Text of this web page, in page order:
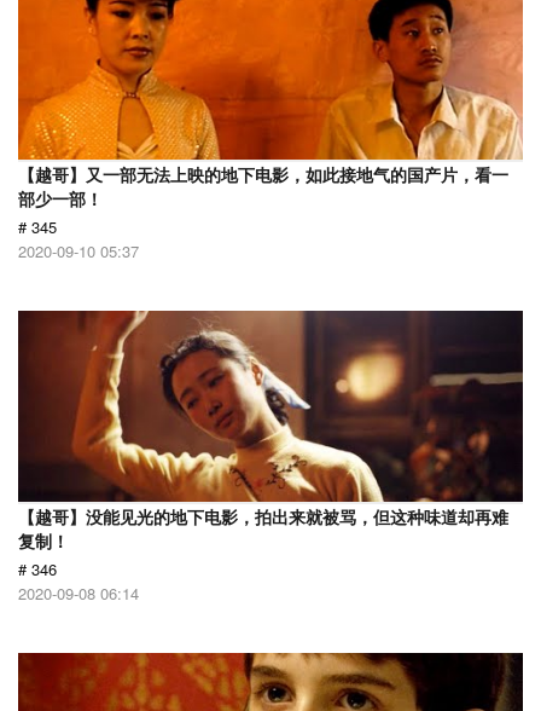
【越哥】又一部无法上映的地下电影，如此接地气的国产片，看一
部少一部！
# 345
2020-09-10 05:37
【越哥】没能见光的地下电影，拍出来就被骂，但这种味道却再难
复制！
# 346
2020-09-08 06:14